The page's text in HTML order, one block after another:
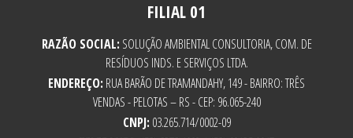
FILIAL 01
RAZÃO SOCIAL: SOLUÇÃO AMBIENTAL CONSULTORIA, COM. DE
RESÍDUOS INDS. E SERVIÇOS LTDA.
ENDEREÇO: RUA BARÃO DE TRAMANDAHY, 149 - BAIRRO: TRÊS
VENDAS - PELOTAS – RS - CEP: 96.065-240
CNPJ: 03.265.714/0002-09